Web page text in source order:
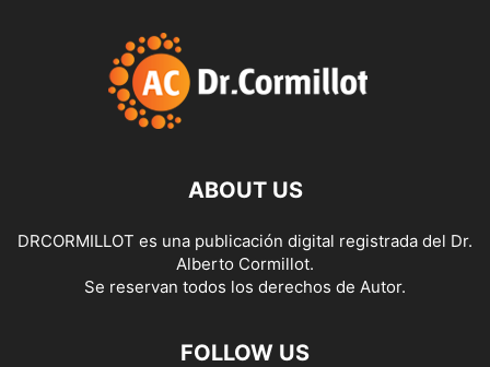
ABOUT US
DRCORMILLOT es una publicación digital registrada del Dr.
Alberto Cormillot.
Se reservan todos los derechos de Autor.
FOLLOW US